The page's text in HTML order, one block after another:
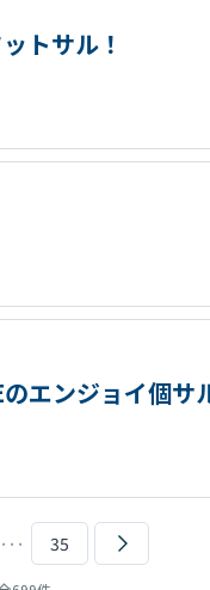
トサル！
エンジョイ個サ
･･･ 35